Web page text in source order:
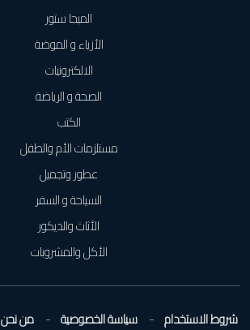
الميجا ستور
الأزياء و الموضة
الالكترونيات
الصحة و الرياضة
الكتب
مستلزمات الأم والطفل
عطور وتجميل
السياحة و السفر
الأثاث والديكور
الأكل والمشروبات
شروط الاستخدام سياسة الخصوصية من نحن